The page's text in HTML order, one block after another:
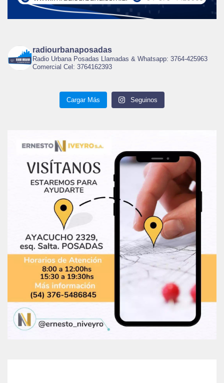
radiourbanaposadas
Radio Urbana Posadas Llamadas & Whatsapp: 3764-425963
Comercial Cel: 3764162393
Cargar Más Seguinos